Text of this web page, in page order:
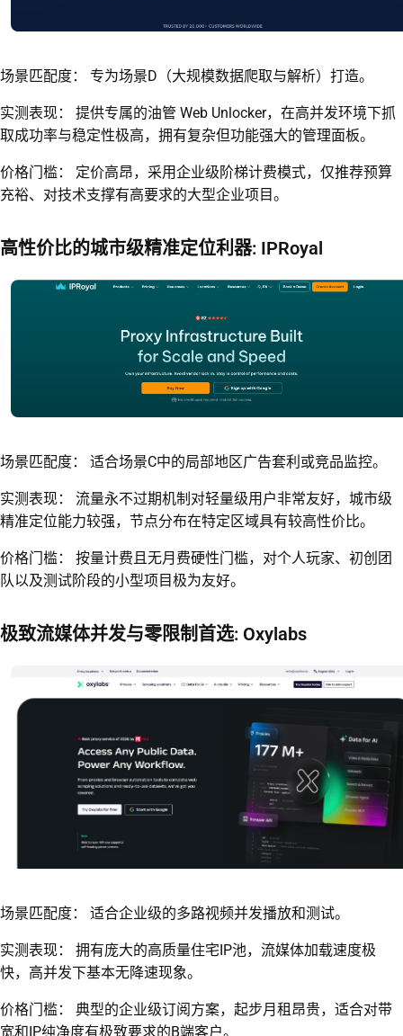
场景匹配度： 专为场景D（大规模数据爬取与解析）打造。
实测表现： 提供专属的油管 Web Unlocker，在高并发环境下抓
取成功率与稳定性极高，拥有复杂但功能强大的管理面板。
价格门槛： 定价高昂，采用企业级阶梯计费模式，仅推荐预算
充裕、对技术支撑有高要求的大型企业项目。
高性价比的城市级精准定位利器: IPRoyal
场景匹配度： 适合场景C中的局部地区广告套利或竞品监控。
实测表现： 流量永不过期机制对轻量级用户非常友好，城市级
精准定位能力较强，节点分布在特定区域具有较高性价比。
价格门槛： 按量计费且无月费硬性门槛，对个人玩家、初创团
队以及测试阶段的小型项目极为友好。
极致流媒体并发与零限制首选: Oxylabs
场景匹配度： 适合企业级的多路视频并发播放和测试。
实测表现： 拥有庞大的高质量住宅IP池，流媒体加载速度极
快，高并发下基本无降速现象。
价格门槛： 典型的企业级订阅方案，起步月租昂贵，适合对带
宽和IP纯净度有极致要求的B端客户。